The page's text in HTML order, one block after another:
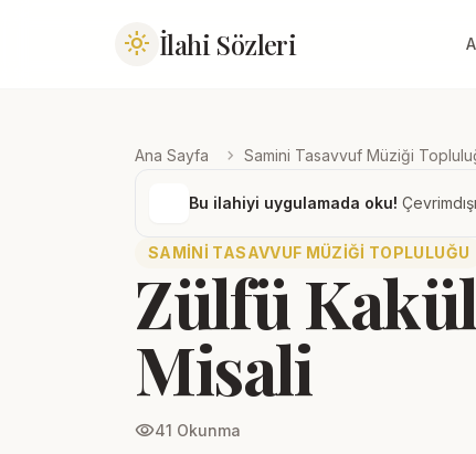
light_mode İlahi Sözleri
Ana Sayfa chevron_right Samini Tasavvuf Müziği
Bu ilahiyi uygulamada oku!
SAMINI TASAVVUF MÜZIĞI TOPLULUĞU
Zülfü
Misali
visibility41 Okunma